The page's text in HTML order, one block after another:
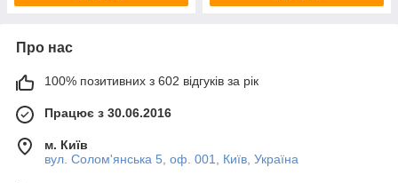
Про нас
100% позитивних з 602 відгуків за рік
Працює з 30.06.2016
м. Київ
вул. Солом'янська 5, оф. 001, Київ, Україна